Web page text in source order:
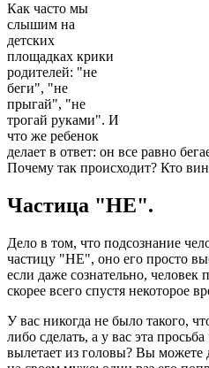
Как часто мы
слышим на
детских
площадках крики
родителей: "не
беги", "не
прыгай", "не
трогай руками". И
что же ребенок
делает в ответ: он все равно
Почему так происходит? Кто
Частица "НЕ".
Дело в том, что подсознание
частицу "НЕ", оно его просто
если даже сознательно, человек
скорее всего спустя некоторое
У вас никогда не было такого,
либо сделать, а у вас эта
вылетает из головы? Вы можете